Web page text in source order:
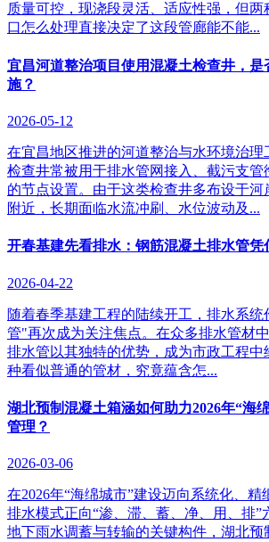
质量可控，现浇段灵活、适应性强，但两
口怎么处理直接决定了这段管廊能不能...
宜昌河道整治项目使用混凝土检查井，是
施？
2026-05-12
在宜昌地区推进的河道整治与水环境治理
检查井常被用于排水管网接入、截污支管
的节点设置。由于这类检查井多布设于河
附近，长期面临水流冲刷、水位波动及...
开春基建先看排水：钢筋混凝土排水管凭
2026-04-22
随着春季基建工程的陆续开工，排水系统
管"再次成为关注焦点。在众多排水管材
排水管以其独特的优势，成为市政工程中
种看似普通的管材，究竟蕴含怎...
湖北预制混凝土箱涵如何助力2026年“海
管理？
2026-03-06
在2026年“海绵城市”建设迈向系统化、
排水模式正向“渗、滞、蓄、净、用、排”
地下雨水调蓄与转输的关键构件，湖北预